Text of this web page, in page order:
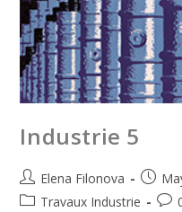
Industrie 5
Elena Filonova
Travaux Industrie